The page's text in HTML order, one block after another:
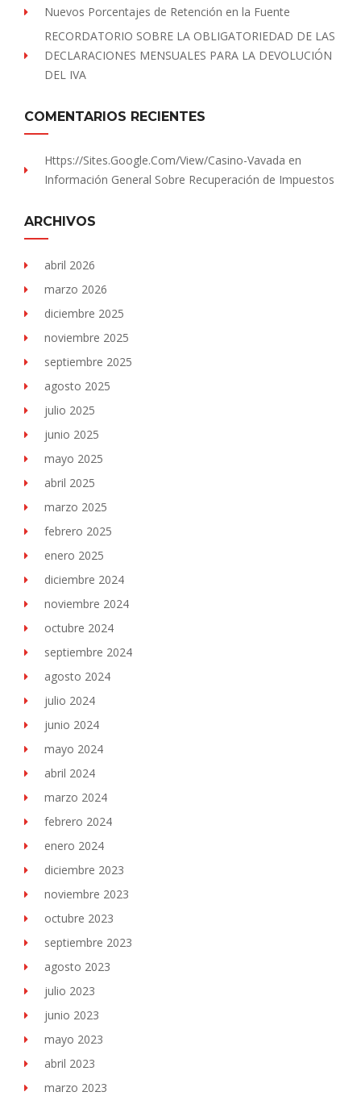
Nuevos Porcentajes de Retención en la Fuente
RECORDATORIO SOBRE LA OBLIGATORIEDAD DE LAS
DECLARACIONES MENSUALES PARA LA DEVOLUCIÓN
DEL IVA
COMENTARIOS RECIENTES
Https://sites.Google.com/view/Casino-Vavada en
Información General Sobre Recuperación de Impuestos
ARCHIVOS
abril 2026
marzo 2026
diciembre 2025
noviembre 2025
septiembre 2025
agosto 2025
julio 2025
junio 2025
mayo 2025
abril 2025
marzo 2025
febrero 2025
enero 2025
diciembre 2024
noviembre 2024
octubre 2024
septiembre 2024
agosto 2024
julio 2024
junio 2024
mayo 2024
abril 2024
marzo 2024
febrero 2024
enero 2024
diciembre 2023
noviembre 2023
octubre 2023
septiembre 2023
agosto 2023
julio 2023
junio 2023
mayo 2023
abril 2023
marzo 2023